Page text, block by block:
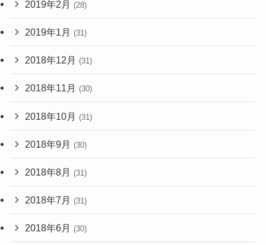
2019年2月 (28)
2019年1月 (31)
2018年12月 (31)
2018年11月 (30)
2018年10月 (31)
2018年9月 (30)
2018年8月 (31)
2018年7月 (31)
2018年6月 (30)